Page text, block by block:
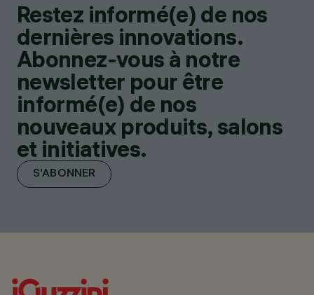
Restez informé(e) de nos
dernières innovations.
Abonnez-vous à notre
newsletter pour être
informé(e) de nos
nouveaux produits, salons
et initiatives.
S'ABONNER